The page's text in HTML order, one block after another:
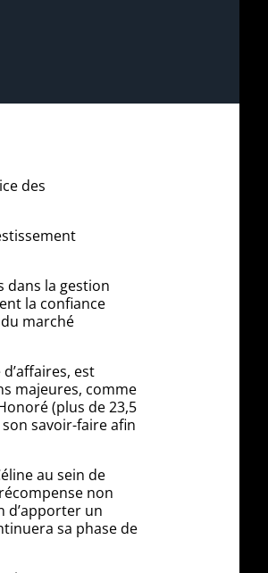
des
dans la gestion
la confiance
marché
est
majeures, comme
(plus de 23,5
savoir-faire afin
au sein de
non
d’apporter un
sa phase de